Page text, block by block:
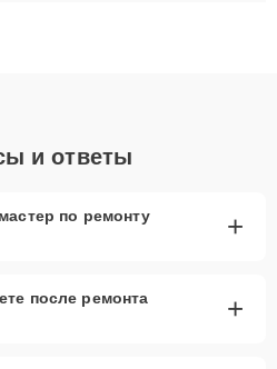
и ответы
по ремонту
+
после ремонта
+